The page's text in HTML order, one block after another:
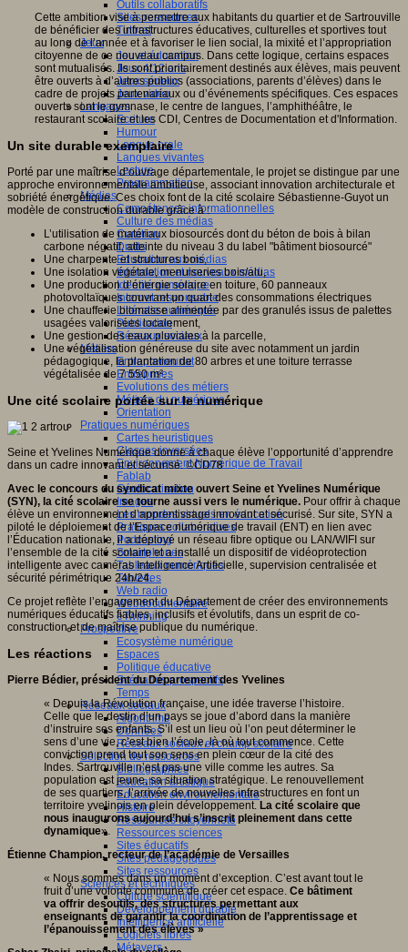
Outils collaboratifs
Sites ressources
Tutorat
Jeux
Jeu et éducation
Jeux 4/12 ans
Jeux sérieux
Jeux vidéo
Langages
Ecriture
Humour
Langue orale
Langues vivantes
Lecture
Programmation
Médias
Compétences informationnelles
Culture des médias
Curation
Droits
Education aux médias
Information et nouveaux médias
Identité numérique
Internet responsable
Littératie numérique
Publication
Réseaux sociaux
Métiers
Entrepreneuriat
Entreprises
Evolutions des métiers
Métiers du numérique
Orientation
Pratiques numériques
Cartes heuristiques
Classes inversées
Environnement Numérique de Travail
Fablab
Géolocalisation
Images
Les mondes virtuels en éducation
Pratiques collaboratives
Podcasting
Smartphones
Tableaux numériques
Tablettes
Web radio
Webdocumentaire
eTwinning
Prospective
Ecosystème numérique
Espaces
Politique éducative
Scénarios prospectifs
Temps
Réseaux sociaux
Algorithme
Données
Réseaux sociaux et champ scolaire
Sélection de ressources
Bibliographies
Education artistique
Education environnementale
Histoire
Ressources citoyenneté
Ressources sciences
Sites éducatifs
Sites pédagogiques
Sites ressources
Sciences et techniques
Culture scientifique
Développement durable
Intelligence artificielle
Logiciels libres
Métavers
Cette ambition vise à permettre aux habitants du quartier et de Sartrouville
de bénéficier des infrastructures éducatives, culturelles et sportives tout
au long de l’année et à favoriser le lien social, la mixité et l’appropriation
citoyenne de ce nouveau campus. Dans cette logique, certains espaces
sont mutualisés. Ils sont prioritairement destinés aux élèves, mais peuvent
être ouverts à d’autres publics (associations, parents d’élèves) dans le
cadre de projets partenariaux ou d’événements spécifiques. Ces espaces
ouverts sont le gymnase, le centre de langues, l’amphithéâtre, le
restaurant scolaire et les CDI, Centres de Documentation et d'Information.
Un site durable exemplaire
Porté par une maîtrise d’ouvrage départementale, le projet se distingue par une
approche environnementale ambitieuse, associant innovation architecturale et
sobriété énergétique. Ces choix font de la cité scolaire Sébastienne-Guyot un
modèle de construction durable grâce à :
L’utilisation de matériaux biosourcés dont du béton de bois à bilan
carbone négatif, atteinte du niveau 3 du label "bâtiment biosourcé"
Une charpente et structures bois,
Une isolation végétale, menuiseries bois/alu,
Une production d’énergie solaire en toiture, 60 panneaux
photovoltaïques couvrant un quart des consommations électriques
Une chaufferie biomasse alimentée par des granulés issus de palettes
usagées valorisées localement,
Une gestion des eaux pluviales à la parcelle,
Une végétalisation généreuse du site avec notamment un jardin
pédagogique, la plantation de 80 arbres et une toiture terrasse
végétalisée de 7 550 m².
Une cité scolaire portée sur le numérique
Seine et Yvelines Numérique donne à chaque élève l’opportunité d’apprendre
dans un cadre innovant et sécurisé. ©CD78
Avec le concours du syndicat mixte ouvert Seine et Yvelines Numérique
(SYN), la cité scolaire se tourne aussi vers le numérique. Pour offrir à chaque
élève un environnement d’apprentissage innovant et sécurisé. Sur site, SYN a
piloté le déploiement de l’Espace numérique de travail (ENT) en lien avec
l’Éducation nationale, il a déployé un réseau fibre optique ou LAN/WIFI sur
l’ensemble de la cité scolaire et a installé un dispositif de vidéoprotection
intelligente avec caméras Intelligence Artificielle, supervision centralisée et
sécurité périmétrique 24h/24.
Ce projet reflète l’engagement du Département de créer des environnements
numériques éducatifs fiables, inclusifs et évolutifs, dans un esprit de co-
construction et de maîtrise publique du numérique.
Les réactions
Pierre Bédier, président du Département des Yvelines
« Depuis la Révolution française, une idée traverse l’histoire.
Celle que le destin d’un pays se joue d’abord dans la manière
d’instruire ses enfants. S’il est un lieu où l’on peut déterminer le
sens d’une vie, c’est bien l’école, là où tout commence. Cette
conviction prend tout son sens en plein cœur de la cité des
Indes. Sartrouville n’est pas une ville comme les autres. Sa
population est jeune, sa situation stratégique. Le renouvellement
de ses quartiers, l’arrivée de nouvelles infrastructures en font un
territoire yvelinois en plein développement. La cité scolaire que
nous inaugurons aujourd’hui s’inscrit pleinement dans cette
dynamique».
Étienne Champion, recteur de l’académie de Versailles
« Nous sommes dans un moment d’exception. C’est avant tout le
fruit d’une volonté commune de créer cet espace. Ce bâtiment
va offrir desoutils, des structures permettant aux
enseignants de garantir la coordination de l’apprentissage et
l’épanouissement des élèves »